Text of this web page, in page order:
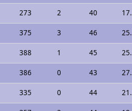
273 2 40
375 3 46
388 1 45
386 0 43
335 0 44